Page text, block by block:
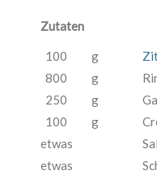
Zutaten
100 g
800
g
250
g
100
g
etwas
etwas